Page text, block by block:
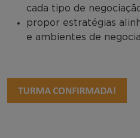
cada tipo de
propor estratégias
e ambientes de